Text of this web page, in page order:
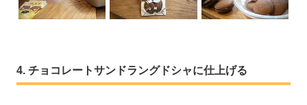
チョコレートサンドラングドシャに仕上げる